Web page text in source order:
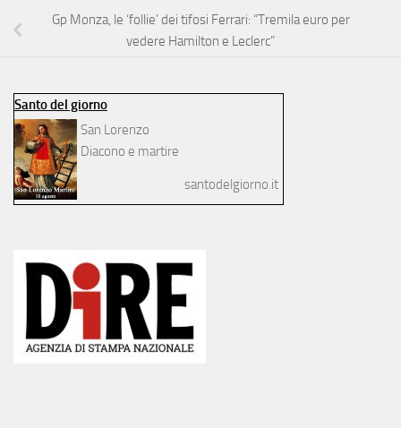
Gp Monza, le ‘follie’ dei tifosi Ferrari: “Tremila euro per
vedere Hamilton e Leclerc”
Santo del giorno
San Lorenzo
Diacono e martire
santodelgiorno.it